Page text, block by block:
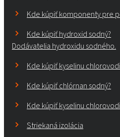
Kde kúpiť komponenty pre
Kde kúpiť hydroxid sodný?
Dodávatelia hydroxidu sodného.
Kde kúpiť kyselinu
Kde kúpiť chlórnan sodný?
Kde kúpiť kyselinu
Striekaná izolácia